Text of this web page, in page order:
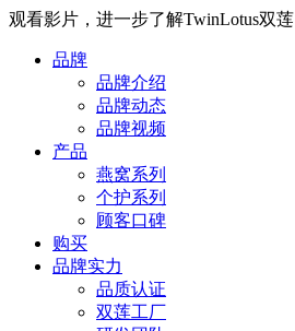
观看影片，进一步了解TwinLotus双莲
品牌
品牌介绍
品牌动态
品牌视频
产品
燕窝系列
个护系列
顾客口碑
购买
品牌实力
品质认证
双莲工厂